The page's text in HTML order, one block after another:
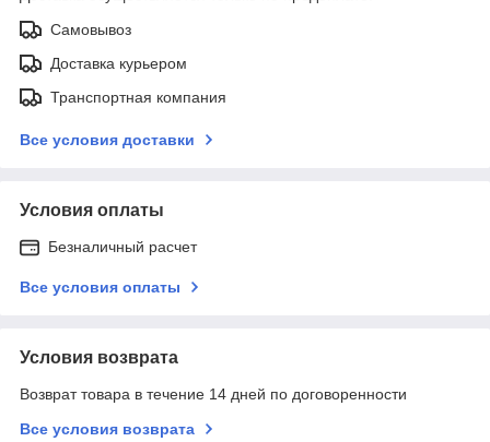
Самовывоз
Доставка курьером
Транспортная компания
Все условия доставки
Условия оплаты
Безналичный расчет
Все условия оплаты
Условия возврата
Возврат товара в течение 14 дней по договоренности
Все условия возврата